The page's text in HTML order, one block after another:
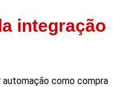
integração
como compra